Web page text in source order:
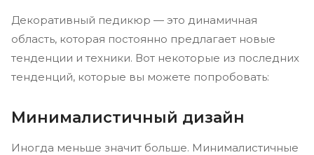
Декоративный педикюр — это динамичная
область, которая постоянно предлагает новые
тенденции и техники. Вот некоторые из последних
тенденций, которые вы можете попробовать:
Минималистичный дизайн
Иногда меньше значит больше. Минималистичные